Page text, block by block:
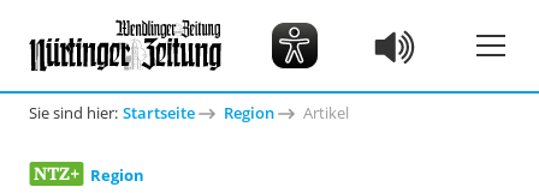
Sie sind hier: Startseite Region Artikel
Region